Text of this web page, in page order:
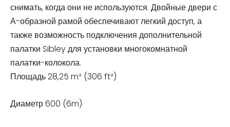
снимать, когда они не используются. Двойные двери с
А-образной рамой обеспечивают легкий доступ, а
также возможность подключения дополнительной
палатки Sibley для установки многокомнатной
палатки-колокола.
Площадь 28,25 m² (306 ft²)
Диаметр 600 (6m)